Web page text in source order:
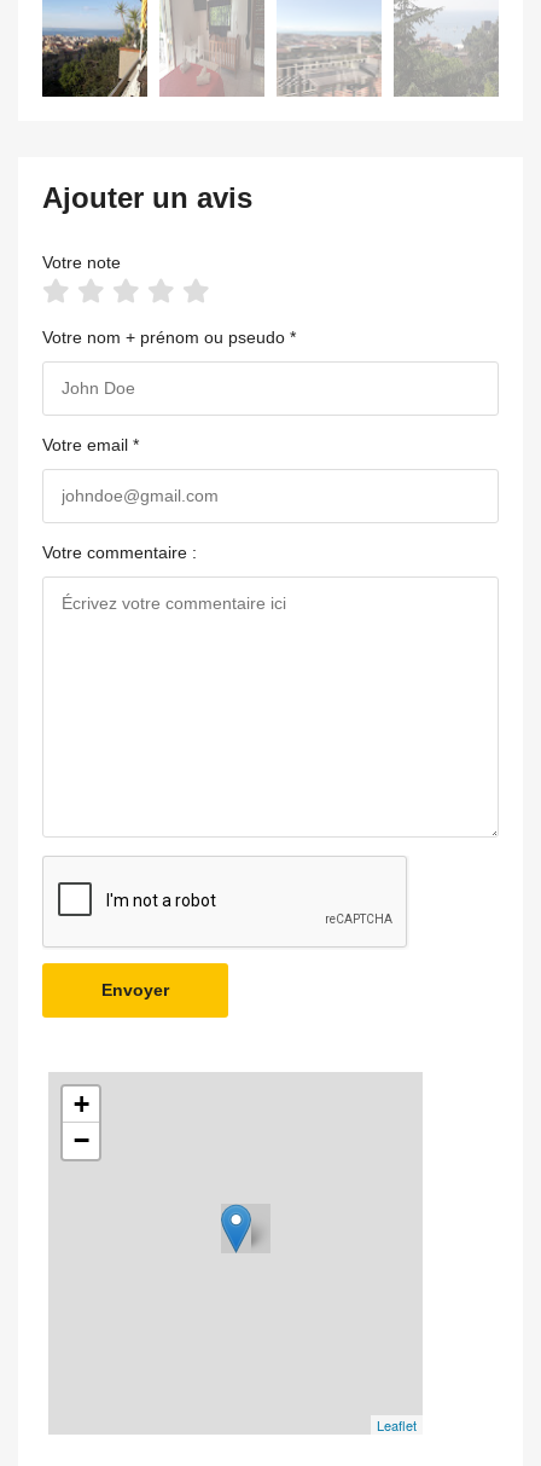
Ajouter un avis
Votre note
Votre nom + prénom ou pseudo *
Votre email *
Votre commentaire :
Envoyer
+
−
Leaflet